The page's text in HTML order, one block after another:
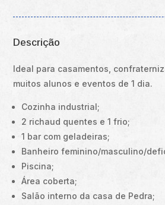
Descrição
Ideal para casamentos,
muitos alunos e eventos de 1 dia.
Cozinha industrial;
2 richaud quentes e 1 frio;
1 bar com geladeiras;
Banheiro feminino/masculino/
Piscina;
Área coberta;
Salão interno da casa de Pedra;